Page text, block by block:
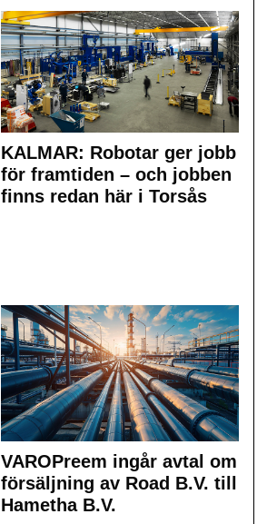
KALMAR: Robotar ger jobb
för framtiden – och jobben
finns redan här i Torsås
VAROPreem ingår avtal om
försäljning av Road B.V. till
Hametha B.V.